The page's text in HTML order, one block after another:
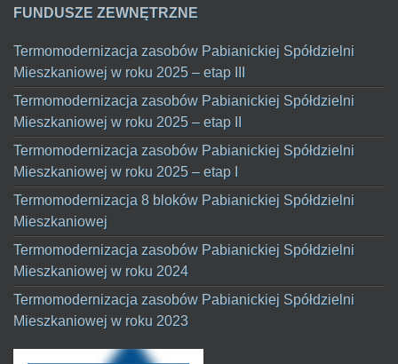
FUNDUSZE ZEWNĘTRZNE
Termomodernizacja zasobów Pabianickiej Spółdzielni
Mieszkaniowej w roku 2025 – etap III
Termomodernizacja zasobów Pabianickiej Spółdzielni
Mieszkaniowej w roku 2025 – etap II
Termomodernizacja zasobów Pabianickiej Spółdzielni
Mieszkaniowej w roku 2025 – etap I
Termomodernizacja 8 bloków Pabianickiej Spółdzielni
Mieszkaniowej
Termomodernizacja zasobów Pabianickiej Spółdzielni
Mieszkaniowej w roku 2024
Termomodernizacja zasobów Pabianickiej Spółdzielni
Mieszkaniowej w roku 2023